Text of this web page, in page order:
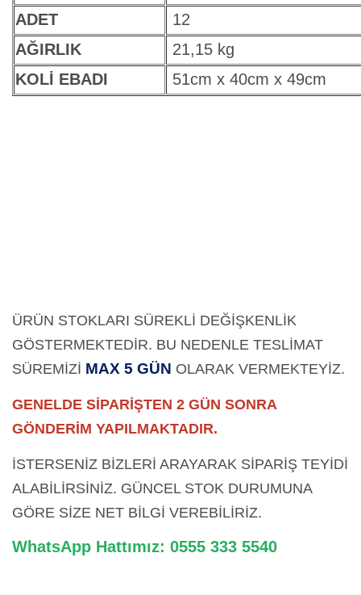
ADET
12
AĞIRLIK
21,15 kg
KOLİ EBADI
51cm x 40cm x 49cm
ÜRÜN STOKLARI SÜREKLİ DEĞİŞKENLİK
GÖSTERMEKTEDİR. BU NEDENLE TESLİMAT
SÜREMİZİ MAX 5 GÜN OLARAK VERMEKTEYİZ.
GENELDE SİPARİŞTEN 2 GÜN SONRA
GÖNDERİM YAPILMAKTADIR.
İSTERSENİZ BİZLERİ ARAYARAK SİPARİŞ TEYİDİ
ALABİLİRSİNİZ. GÜNCEL STOK DURUMUNA
GÖRE SİZE NET BİLGİ VEREBİLİRİZ.
WhatsApp Hattımız: 0555 333 5540